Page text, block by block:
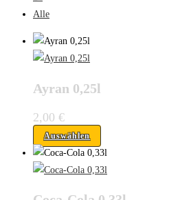
Alle
Ayran 0,25l
2,00 €
Auswählen